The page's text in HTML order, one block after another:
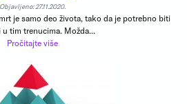
Objavljeno: 27.11.2020.
je samo deo života, tako da je potrebno biti
u tim trenucima. Možda...
Pročitajte više